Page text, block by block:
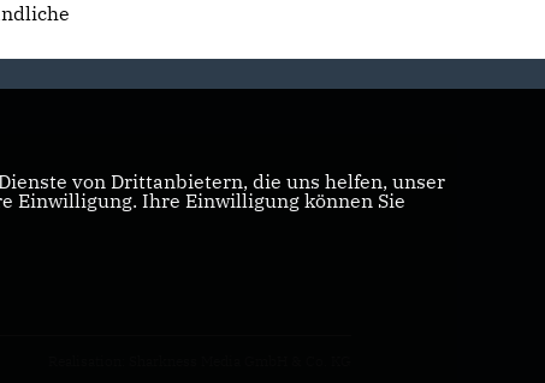
von Drittanbietern, die uns helfen, unser
Einwilligung. Ihre Einwilligung können Sie